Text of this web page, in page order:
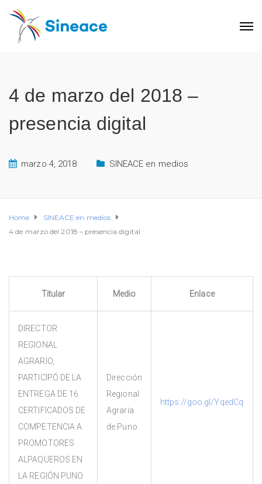
4 de marzo del 2018 –
presencia digital
marzo 4, 2018 SINEACE en medios
Home
SINEACE en medios
4 de marzo del 2018 – presencia digital
Titular Medio Enlace
DIRECTOR
REGIONAL
AGRARIO,
PARTICIPÓ DE LA
ENTREGA DE 16
CERTIFICADOS DE
COMPETENCIA A
PROMOTORES
ALPAQUEROS EN
LA REGIÓN PUNO
Dirección
Regional
Agraria
de Puno
https://goo.gl/YqedCq